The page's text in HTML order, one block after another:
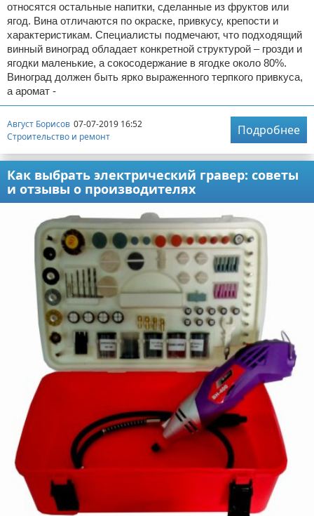
относятся остальные напитки, сделанные из фруктов или
ягод. Вина отличаются по окраске, привкусу, крепости и
характеристикам. Специалисты подмечают, что подходящий
винный виноград обладает конкретной структурой – грозди и
ягодки маленькие, а сокосодержание в ягодке около 80%.
Виноград должен быть ярко выраженного терпкого привкуса,
а аромат -
Август Борисов 07-07-2019 16:52
Строительство и ремонт
Подробнее
Как выбрать электрический гравер: советы
и отзывы о производителях